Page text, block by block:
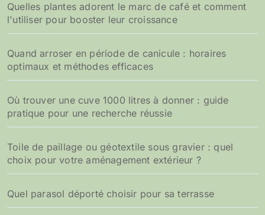
Quelles plantes adorent le marc de café et comment
l'utiliser pour booster leur croissance
Quand arroser en période de canicule : horaires
optimaux et méthodes efficaces
Où trouver une cuve 1000 litres à donner : guide
pratique pour une recherche réussie
Toile de paillage ou géotextile sous gravier : quel
choix pour votre aménagement extérieur ?
Quel parasol déporté choisir pour sa terrasse